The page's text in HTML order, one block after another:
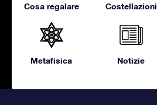
Cosa regalare Costellazioni
Metafisica Notizie